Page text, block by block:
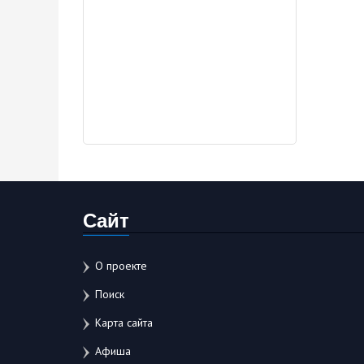
Сайт
О проекте
Поиск
Карта сайта
Афиша